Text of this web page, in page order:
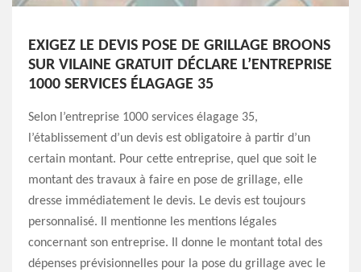
EXIGEZ LE DEVIS POSE DE GRILLAGE BROONS
SUR VILAINE GRATUIT DÉCLARE L’ENTREPRISE
1000 SERVICES ÉLAGAGE 35
Selon l’entreprise 1000 services élagage 35,
l’établissement d’un devis est obligatoire à partir d’un
certain montant. Pour cette entreprise, quel que soit le
montant des travaux à faire en pose de grillage, elle
dresse immédiatement le devis. Le devis est toujours
personnalisé. Il mentionne les mentions légales
concernant son entreprise. Il donne le montant total des
dépenses prévisionnelles pour la pose du grillage avec le